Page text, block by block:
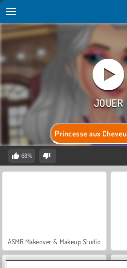
Princesse aux
68%
ASMR Makeover & Makeup Studio